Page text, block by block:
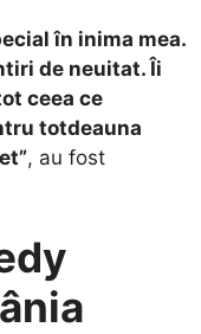
în inima mea.
de neuitat. Îi
ceea ce
totdeauna
, au fost